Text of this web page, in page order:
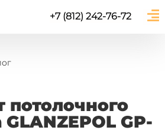
+7 (812) 242-76-72
потолочного
GP-